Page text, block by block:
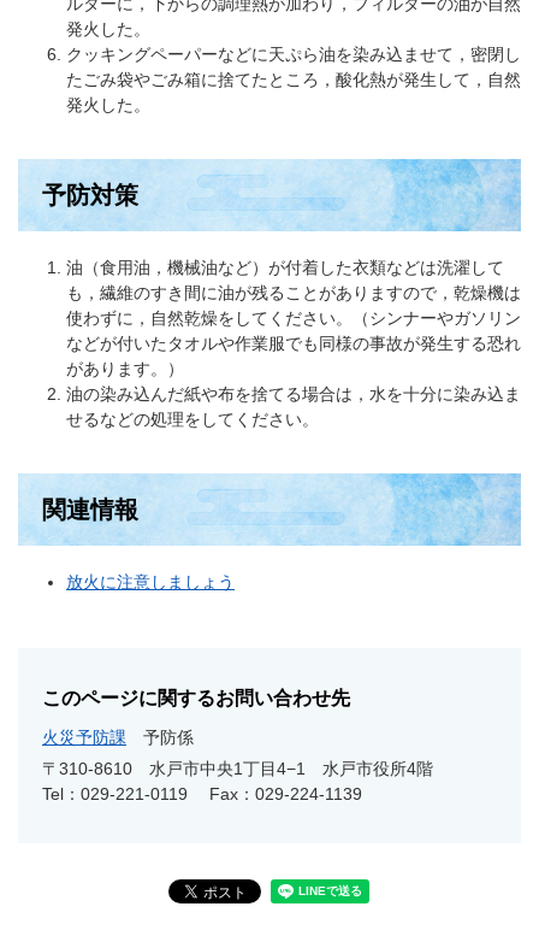
発火した。
クッキングペーパーなどに天ぷら油を染み込ませて，密閉し
たごみ袋やごみ箱に捨てたところ，酸化熱が発生して，自然
発火した。
予防対策
油（食用油，機械油など）が付着した衣類などは洗濯して
も，繊維のすき間に油が残ることがありますので，乾燥機は
使わずに，自然乾燥をしてください。（シンナーやガソリン
などが付いたタオルや作業服でも同様の事故が発生する恐れ
があります。）
油の染み込んだ紙や布を捨てる場合は，水を十分に染み込ま
せるなどの処理をしてください。
関連情報
放火に注意しましょう
このページに関するお問い合わせ先
火災予防課
予防係
〒310-8610
水戸市中央1丁目4−1 水戸市役所4階
Tel：029-221-0119
Fax：029-224-1139